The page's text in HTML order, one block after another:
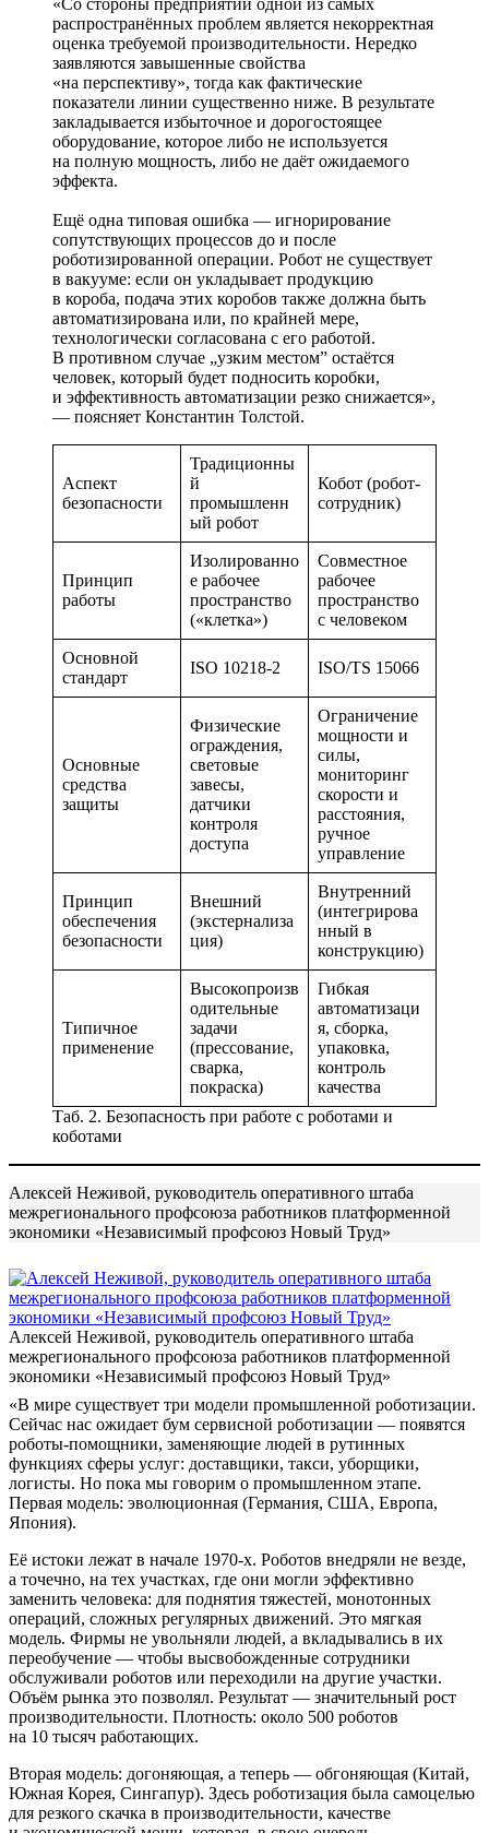
«Со стороны предприятий одной из самых
распространённых проблем является некорректная
оценка требуемой производительности. Нередко
заявляются завышенные свой­ства
«на перспективу», тогда как фактические
показатели линии существенно ниже. В результате
закладывается избыточное и дорогостоящее
оборудование, которое либо не используется
на полную мощность, либо не даёт ожидаемого
эффекта.
Ещё одна типовая ошибка — игнорирование
сопутствующих процессов до и после
роботизированной операции. Робот не существует
в вакууме: если он укладывает продукцию
в короба, подача этих коробов также должна быть
автоматизирована или, по крайней мере,
технологически согласована с его работой.
В противном случае „узким местом” остаётся
человек, который будет подносить коробки,
и эффективность автоматизации резко снижается»,
— поясняет Константин Толстой.
Аспект
безопасности
Традиционны
й
промышленн
ый робот
Кобот (робот-
сотрудник)
Принцип
работы
Изолированно
е рабочее
пространство
(«клетка»)
Совместное
рабочее
пространство
с человеком
Основной
стандарт
ISO 10218-2 ISO/TS 15066
Основные
средства
защиты
Физические
ограждения,
световые
завесы,
датчики
контроля
доступа
Ограничение
мощности и
силы,
мониторинг
скорости и
расстояния,
ручное
управление
Принцип
обеспечения
безопасности
Внешний
(экстернализа
ция)
Внутренний
(интегрирова
нный в
конструкцию)
Типичное
применение
Высокопроизв
одительные
задачи
(прессование,
сварка,
покраска)
Гибкая
автоматизаци
я, сборка,
упаковка,
контроль
качества
Таб. 2. Безопасность при работе с роботами и
коботами
Алексей Неживой, руководитель оперативного штаба
межрегионального профсоюза работников платформенной
экономики «Независимый профсоюз Новый Труд»
Алексей Неживой, руководитель оперативного штаба
межрегионального профсоюза работников платформенной
экономики «Независимый профсоюз Новый Труд»
«В мире существует три модели промышленной роботизации.
Сейчас нас ожидает бум сервисной роботизации — появятся
роботы-­помощники, заменяющие людей в рутинных
функциях сферы услуг: доставщики, такси, уборщики,
логисты. Но пока мы говорим о промышленном этапе.
Первая модель: эволюционная (Германия, США, Европа,
Япония).
Её истоки лежат в начале 1970‑х. Роботов внедряли не везде,
а точечно, на тех участках, где они могли эффективно
заменить человека: для поднятия тяжестей, монотонных
операций, сложных регулярных движений. Это мягкая
модель. Фирмы не увольняли людей, а вкладывались в их
переобучение — чтобы высвобожденные сотрудники
обслуживали роботов или переходили на другие участки.
Объём рынка это позволял. Результат — значительный рост
производительности. Плотность: около 500 роботов
на 10 тысяч работающих.
Вторая модель: догоняющая, а теперь — обгоняющая (Китай,
Южная Корея, Сингапур). Здесь роботизация была самоцелью
для резкого скачка в производительности, качестве